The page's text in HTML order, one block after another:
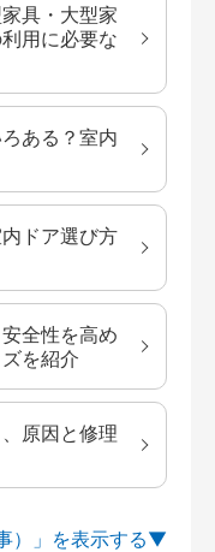
具・大型家
用に必要な
ある？室内
ドア選び方
全性を高め
を紹介
原因と修理
）」を